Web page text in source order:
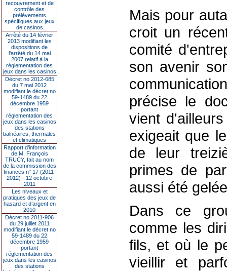
recouvrement et de
contrôle des
prélèvements
spécifiques aux jeux
de casinos
Arrêté du 14 février
2013 modifiant les
dispositions de
l'arrêté du 14 mai
2007 relatif à la
réglementation des
jeux dans les casinos
Décret no 2012-685
du 7 mai 2012
modifiant le décret no
59-1489 du 22
décembre 1959
portant
réglementation des
jeux dans les casinos
des stations
balnéaires, thermales
et climatiques
Rapport d'information
de M. François
TRUCY, fait au nom
de la commission des
finances n° 17 (2011-
2012) - 12 octobre
2011
Les niveaux et
pratiques des jeux de
hasard et d’argent en
2010
Décret no 2011-906
du 29 juillet 2011
modifiant le décret no
59-1489 du 22
décembre 1959
portant
réglementation des
jeux dans les casinos
des stations
Mais pour
croit un
comité
son avenir
précise le
vient
exigeait que
de leur
primes de
aussi été
Dans ce
comme les
fils, et où le
vieillir et